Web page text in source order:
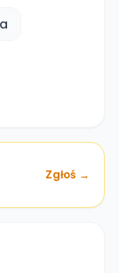
Zgłoś →